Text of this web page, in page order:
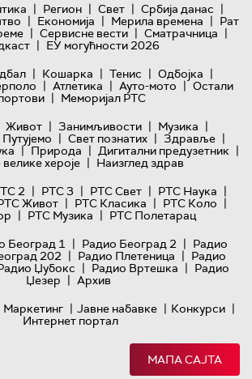
| Регион | Свет | Србија данас |
| Економија | Мерила времена | Рат
| Сервисне вести | Сматрачница |
| ЕУ могућности 2026
| Кошарка | Тенис | Одбојка |
| Атлетика | Ауто-мото | Остали
| Меморијал РТС
Живот | Занимљивости | Музика |
Путујемо | Свет познатих | Здравље |
| Природа | Дигитални предузетник |
хероје | Наизглед здрав
2 | РТС 3 | РТС Свет | РТС Наука |
Живот | РТС Класика | РТС Коло |
| РТС Музика | РТС Полетарац
Београд 1 | Радио Београд 2 | Радио
202 | Радио Плетеница | Радио
Џубокс | Радио Вртешка | Радио
Џезер | Архив
Маркетинг | Јавне набавке | Конкурси |
Интернет портал
МАПА САЈТА